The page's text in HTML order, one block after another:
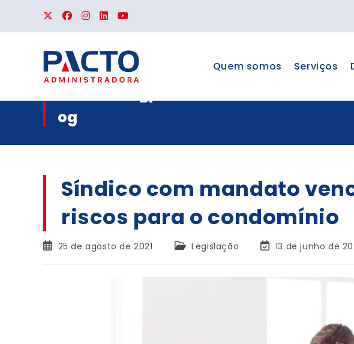
Quem somos Serviços
Bl
og
Síndico com mandato
riscos para o condomínio
25 de agosto de 2021 Legislação 13 de junho de